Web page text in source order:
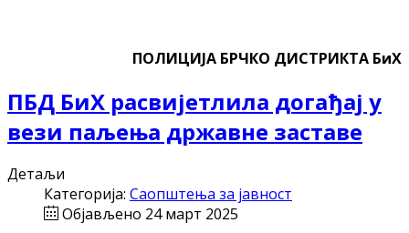
ПОЛИЦИЈА БРЧКО ДИСТРИКТА БиХ
ПБД БиХ расвијетлила догађај у
вези паљења државне заставе
Детаљи
Категорија: Саопштења за јавност
Објављено 24 март 2025